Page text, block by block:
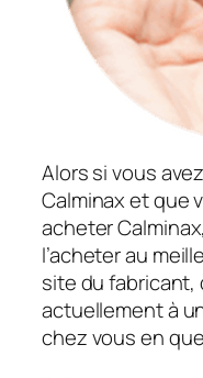
Alors si vous
Calminax et que
acheter
l’acheter au
site du fabricant,
actuellement à
chez vous en